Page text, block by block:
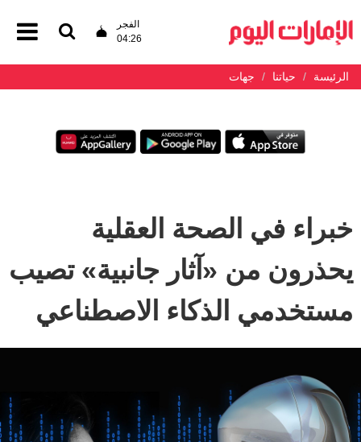
الفجر
04:26
الرئيسة حياتنا جهات
خبراء في الصحة العقلية
يحذرون من «آثار جانبية» تصيب
مستخدمي الذكاء الاصطناعي